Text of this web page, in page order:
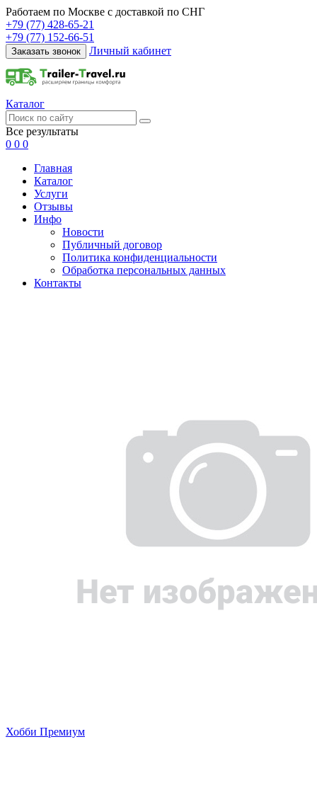
Работаем по Москве с доставкой по СНГ
+79 (77) 428-65-21
+79 (77) 152-66-51
Заказать звонок Личный кабинет
Каталог
Все результаты
0 0 0
Главная
Каталог
Услуги
Отзывы
Инфо
Новости
Публичный договор
Политика конфиденциальности
Обработка персональных данных
Контакты
Хобби Премиум